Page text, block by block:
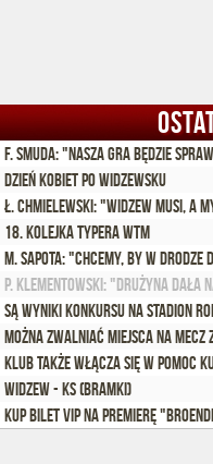
F. Smuda: "Nasza gra będzie
Dzień kobiet po widzewsku
Ł. Chmielewski: "Widzew musi, a
18. kolejka Typera WTM
P. Klementowski: "Drużyna dała
Można zwalniać miejsca na
Klub także włącza się w pomoc
Widzew - KS (bramki)
Kup bilet VIP na premierę